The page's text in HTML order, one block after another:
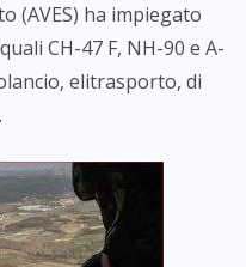
(AVES) ha impiegato
CH-47 F, NH-90 e A-
elitrasporto, di